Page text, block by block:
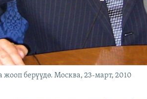
берүүдө. Москва, 23-март, 2010